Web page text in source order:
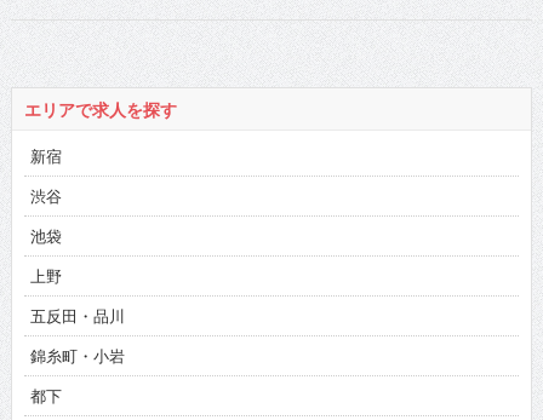
エリアで求人を探す
新宿
渋谷
池袋
上野
五反田・品川
錦糸町・小岩
都下